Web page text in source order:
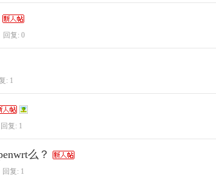
回复: 0
: 1
复: 1
么？
回复: 1